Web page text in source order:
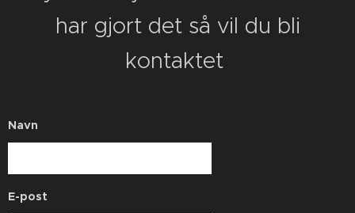
har gjort det så vil du bli
kontaktet
Navn
E-post